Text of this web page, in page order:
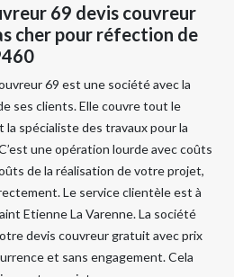
69 devis couvreur
cher pour réfection de
69 est une société avec la
ses clients. Elle couvre tout le
spécialiste des travaux pour la
une opération lourde avec coûts
de la réalisation de votre projet,
Le service clientèle est à
Etienne La Varenne. La société
devis couvreur gratuit avec prix
et sans engagement. Cela